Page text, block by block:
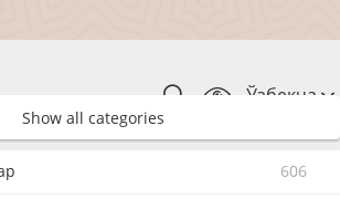
Ўзбекча
Show all categories
606